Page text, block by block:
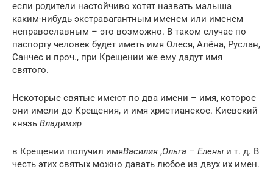
если родители настойчиво хотят назвать малыша
каким-нибудь экстравагантным именем или именем
неправославным – это возможно. В таком случае по
паспорту человек будет иметь имя Олеся, Алёна, Руслан,
Санчес и проч., при Крещении же ему дадут имя
святого.
Некоторые святые имеют по два имени – имя, которое
они имели до Крещения, и имя христианское. Киевский
князь Владимир
в Крещении получил имяВасилия ,Ольга – Елены и т. д. В
честь этих святых можно давать любое из двух их имен.